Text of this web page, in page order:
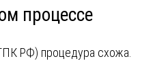
процессе
РФ) процедура схожа.